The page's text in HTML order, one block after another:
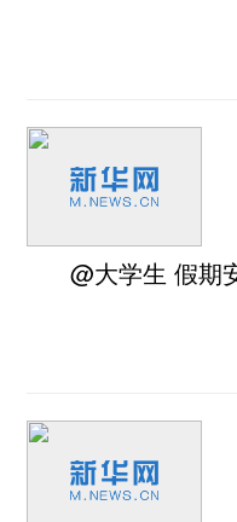
@大学生 假期